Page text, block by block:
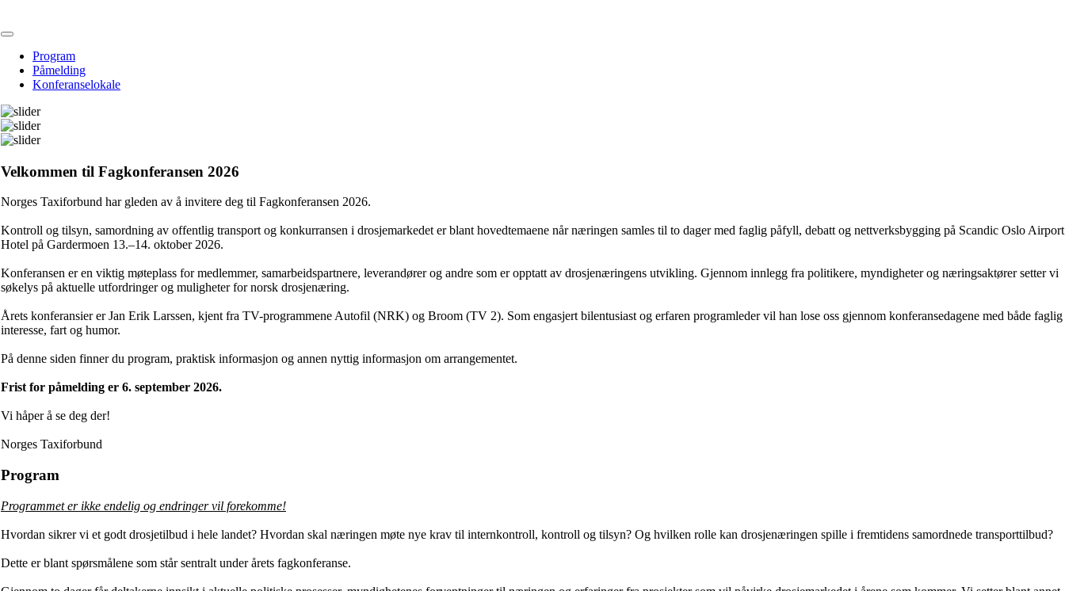
Program
Påmelding
Konferanselokale
Velkommen til Fagkonferansen 2026
Norges Taxiforbund har gleden av å invitere deg til Fagkonferansen 2026.
Kontroll og tilsyn, samordning av offentlig transport og konkurransen i drosjemarkedet er blant hovedtemaene når næringen samles til to dager med faglig påfyll, debatt og nettverksbygging på Scandic Oslo Airport
Hotel på Gardermoen 13.–14. oktober 2026.
Konferansen er en viktig møteplass for medlemmer, samarbeidspartnere, leverandører og andre som er opptatt av drosjenæringens utvikling. Gjennom innlegg fra politikere, myndigheter og næringsaktører setter vi
søkelys på aktuelle utfordringer og muligheter for norsk drosjenæring.
Årets konferansier er Jan Erik Larssen, kjent fra TV-programmene Autofil (NRK) og Broom (TV 2). Som engasjert bilentusiast og erfaren programleder vil han lose oss gjennom konferansedagene med både faglig
interesse, fart og humor.
På denne siden finner du program, praktisk informasjon og annen nyttig informasjon om arrangementet.
Frist for påmelding er 6. september 2026.
Vi håper å se deg der!
Norges Taxiforbund
Program
Programmet er ikke endelig og endringer vil forekomme!
Hvordan sikrer vi et godt drosjetilbud i hele landet? Hvordan skal næringen møte nye krav til internkontroll, kontroll og tilsyn? Og hvilken rolle kan drosjenæringen spille i fremtidens samordnede transporttilbud?
Dette er blant spørsmålene som står sentralt under årets fagkonferanse.